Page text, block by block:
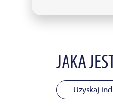
JAKA
Uzyskaj